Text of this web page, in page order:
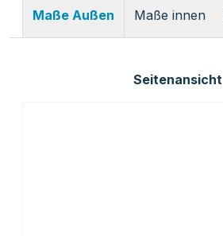
Maße Außen Maße innen
Seitenansicht